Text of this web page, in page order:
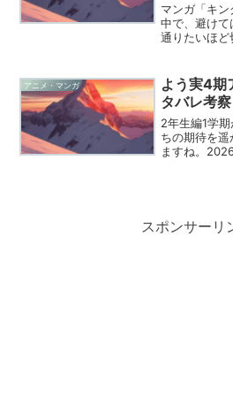
マンガ「キン
中で、避けて
通りたいほど
最大の壁と
敵ながら惚
アニメ・マンガ
よう実4期
タバレ考
2年生編1学
ちの期待を
ますね。
スポンサーリ